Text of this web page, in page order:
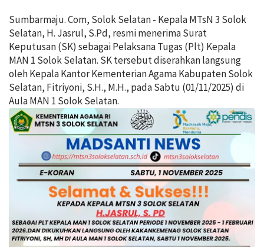
Sumbarmaju. Com, Solok Selatan - Kepala MTsN 3 Solok
Selatan, H. Jasrul, S.Pd, resmi menerima Surat
Keputusan (SK) sebagai Pelaksana Tugas (Plt) Kepala
MAN 1 Solok Selatan. SK tersebut diserahkan langsung
oleh Kepala Kantor Kementerian Agama Kabupaten Solok
Selatan, Fitriyoni, S.H., M.H., pada Sabtu (01/11/2025) di
Aula MAN 1 Solok Selatan.